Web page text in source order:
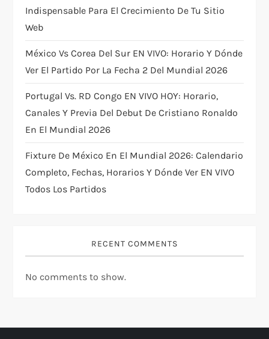
o
n
Indispensable Para El Crecimiento De Tu Sitio
Web
México Vs Corea Del Sur EN VIVO: Horario Y Dónde
Ver El Partido Por La Fecha 2 Del Mundial 2026
Portugal Vs. RD Congo EN VIVO HOY: Horario,
Canales Y Previa Del Debut De Cristiano Ronaldo
En El Mundial 2026
Fixture De México En El Mundial 2026: Calendario
Completo, Fechas, Horarios Y Dónde Ver EN VIVO
Todos Los Partidos
RECENT COMMENTS
No comments to show.